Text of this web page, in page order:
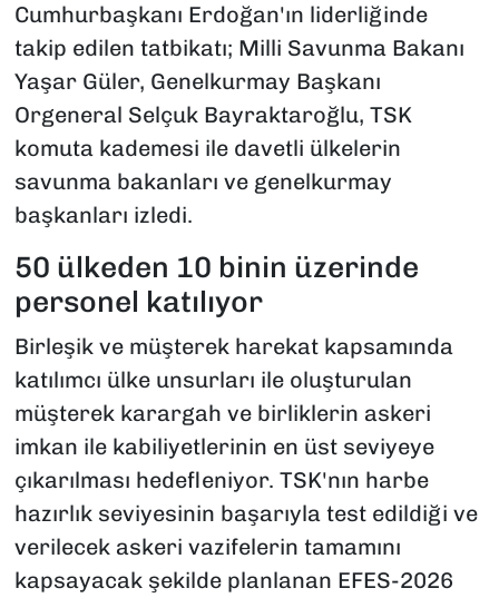
Cumhurbaşkanı Erdoğan'ın liderliğinde
takip edilen tatbikatı; Milli Savunma Bakanı
Yaşar Güler, Genelkurmay Başkanı
Orgeneral Selçuk Bayraktaroğlu, TSK
komuta kademesi ile davetli ülkelerin
savunma bakanları ve genelkurmay
başkanları izledi.
50 ülkeden 10 binin üzerinde
personel katılıyor
Birleşik ve müşterek harekat kapsamında
katılımcı ülke unsurları ile oluşturulan
müşterek karargah ve birliklerin askeri
imkan ile kabiliyetlerinin en üst seviyeye
çıkarılması hedefleniyor. TSK'nın harbe
hazırlık seviyesinin başarıyla test edildiği ve
verilecek askeri vazifelerin tamamını
kapsayacak şekilde planlanan EFES-2026